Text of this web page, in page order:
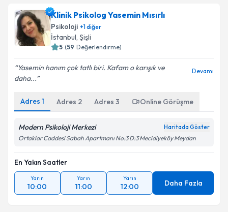
E-posta Adresiniz
Kişisel verilerimin işlenmesine ilişkinAydınlatma
Takvim Talebini Gönder
Klinik Psikolog Yasemin Mısırlı
Psikoloji +1diğer
İstanbul, Şişli
5 (59 Değerlendirme)
Yasemin hanım çok tatlı biri. Kafam o karışık ve
daha...
Devamı
Adres 1 Adres 2 Adres 3 Online Görüşme
Modern Psikoloji Merkezi Haritada Göster
Ortaklar Caddesi Sabah Apartmanı No:3 D:3 Mecidiyeköy Meydan
En Yakın Saatler
Yarın
10:00
Yarın
11:00
Yarın
12:00 Daha Fazla